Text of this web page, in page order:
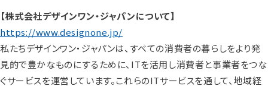
【株式会社デザインワン・ジャパンについて】
https://www.designone.jp/
私たちデザインワン・ジャパンは、すべての消費者の暮らしをより発
見的で豊かなものにするために、ITを活用し消費者と事業者をつな
ぐサービスを運営しています。これらのITサービスを通して、地域経